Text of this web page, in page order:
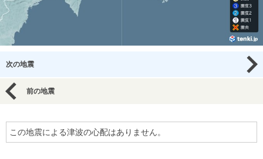
次の地震
前の地震
この地震による津波の心配はありません。